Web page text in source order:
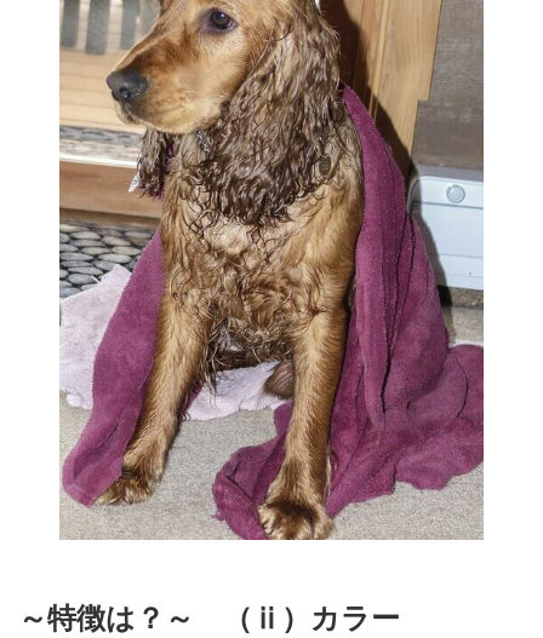
～特徴は？～ （ⅱ）カラー